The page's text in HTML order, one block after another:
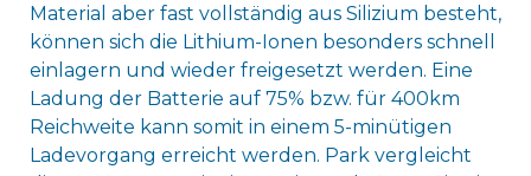
Material aber fast vollständig aus Silizium besteht,
können sich die Lithium-Ionen besonders schnell
einlagern und wieder freigesetzt werden. Eine
Ladung der Batterie auf 75% bzw. für 400km
Reichweite kann somit in einem 5-minütigen
Ladevorgang erreicht werden. Park vergleicht